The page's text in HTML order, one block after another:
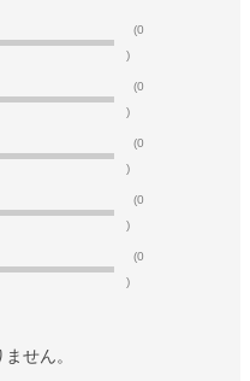
(0
)
(0
)
(0
)
(0
)
(0
)
せん。